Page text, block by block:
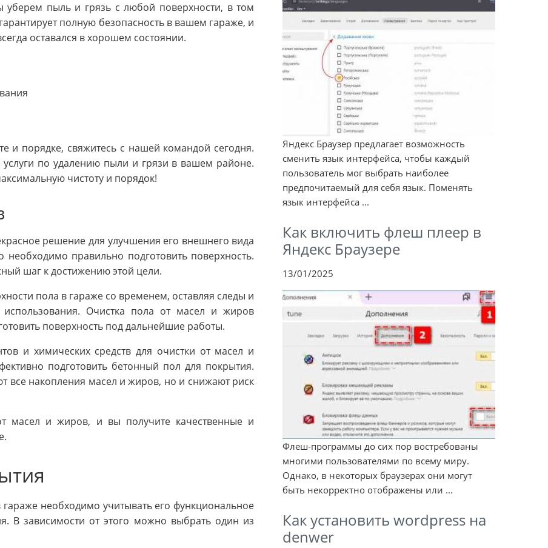
уберем пыль и грязь с любой поверхности, в том
полную безопасность в вашем гараже, и
оставался в хорошем состоянии.
и порядке, свяжитесь с нашей командой сегодня.
по удалению пыли и грязи в вашем районе.
чистоту и порядок!
решение для улучшения его внешнего вида
правильно подготовить поверхность.
шаг к достижению этой цели.
пола в гараже со временем, оставляя следы и
Очистка пола от масел и жиров
поверхность под дальнейшие работы.
и химических средств для очистки от масел и
подготовить бетонный пол для покрытия.
все накопления масел и жиров, но и снижают риск
масел и жиров, и вы получите качественные и
необходимо учитывать его функциональное
В зависимости от этого можно выбрать один из
Яндекс Браузер предлагает возможность
сменить язык интерфейса, чтобы каждый
пользователь мог выбрать наиболее
предпочитаемый для себя язык. Поменять
язык интерфейса ...
Как включить флеш плеер в
Яндекс Браузере
13/01/2025
Флеш-программы до сих пор востребованы
многими пользователями по всему миру.
Однако, в некоторых браузерах они могут
быть некорректно отображены или ...
Как установить wordpress на
denwer